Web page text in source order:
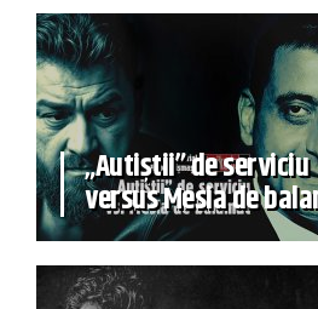
„Autiștii” de serviciu
versus Mesia de